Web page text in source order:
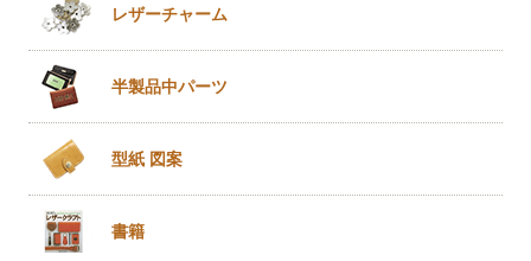
レザーチャーム
半製品中パーツ
型紙 図案
書籍